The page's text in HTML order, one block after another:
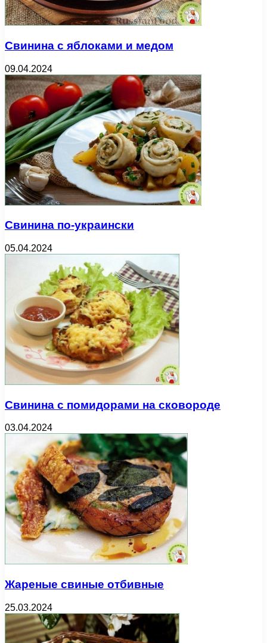
Свинина с яблоками и медом
09.04.2024
Свинина по-украински
05.04.2024
Свинина с помидорами на сковороде
03.04.2024
Жареные свиные отбивные
25.03.2024